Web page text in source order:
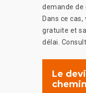
demande de
Dans ce
gratuite et
délai.
Le